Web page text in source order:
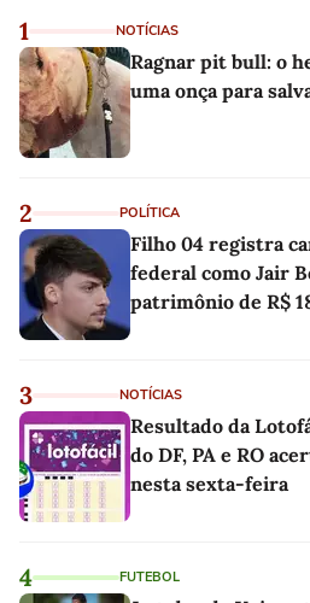
1 NOTÍCIAS
Ragnar pit bull: o
uma onça para
2 POLÍTICA
Filho 04 registra
federal como Jair
patrimônio de R$
3 NOTÍCIAS
Resultado da
do DF, PA e RO
nesta sexta-feira
4 FUTEBOL